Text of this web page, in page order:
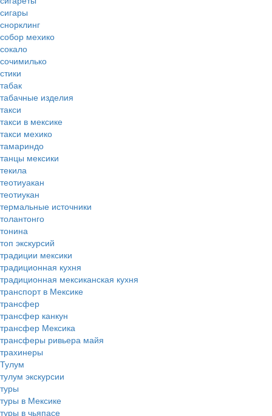
сигары
снорклинг
собор мехико
сокало
сочимилько
стики
табак
табачные изделия
такси
такси в мексике
такси мехико
тамариндо
танцы мексики
текила
теотиуакан
теотиукан
термальные источники
толантонго
тонина
топ экскурсий
традиции мексики
традиционная кухня
традиционная мексиканская кухня
транспорт в Мексике
трансфер
трансфер канкун
трансфер Мексика
трансферы ривьера майя
трахинеры
Тулум
тулум экскурсии
туры
туры в Мексике
туры в чьяпасе